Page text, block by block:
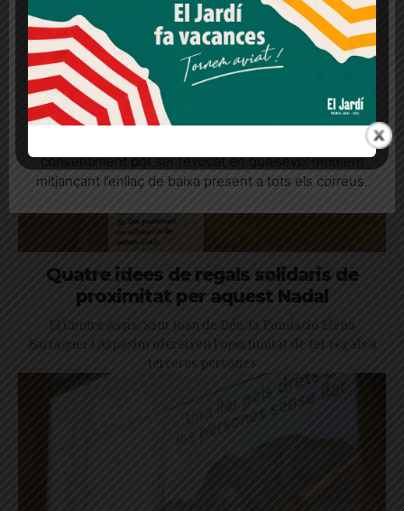
Quatre idees de regals solidaris de
proximitat per aquest Nadal
El Centre Assís, Sant Joan de Déu, la Fundació Elena
Barraquer i Aspasim ofereixen l'oportunitat de fer regals a
terceres persones
Més informació Acceptar Rebutjar tot
Quan l’usuari crea un compte al Diari el Jardí, dona el
seu consentiment explícit per rebre comunicacions
consentiment pot ser revocat en qualsevol moment
mitjançant l’enllaç de baixa present a tots els correus.